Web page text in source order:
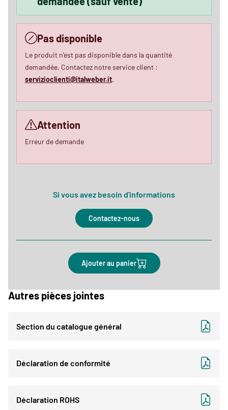
Pas disponible
Le produit n'est pas disponible dans la quantité
demandée. Contactez notre service client :
servizioclienti@italweber.it.
Attention
Erreur de demande
Si vous avez besoin d'informations
Contactez-nous
Ajouter au panier
Autres pièces jointes
Section du catalogue général
Déclaration de conformité
Déclaration ROHS